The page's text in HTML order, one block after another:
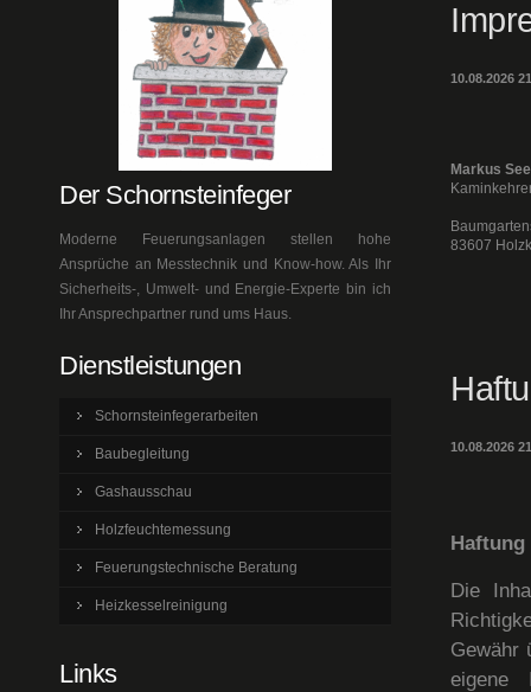
10.08.2026
Markus
83607
10.08.2026
Die
Gewähr
eigene
Der Schornsteinfeger
Moderne Feuerungsanlagen stellen hohe
Ansprüche an Messtechnik und Know-how. Als Ihr
Sicherheits-, Umwelt- und Energie-Experte bin ich
Ihr Ansprechpartner rund ums Haus.
Dienstleistungen
Schornsteinfegerarbeiten
Baubegleitung
Gashausschau
Holzfeuchtemessung
Feuerungstechnische Beratung
Heizkesselreinigung
Links